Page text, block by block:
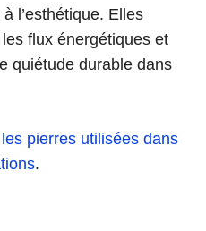
l’esthétique. Elles
flux énergétiques et
quiétude durable dans
les pierres utilisées dans
.